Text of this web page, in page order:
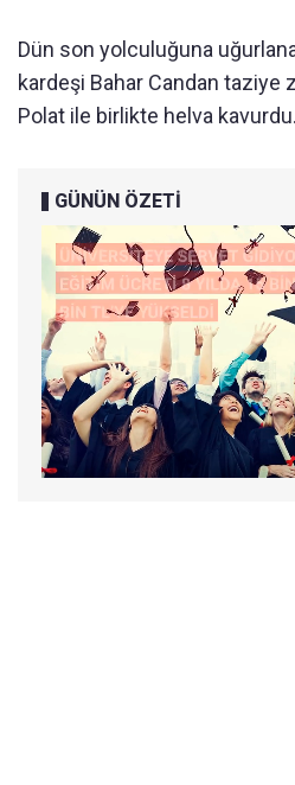
Dün son yolculuğuna
kardeşi Bahar Candan taziye
Polat ile birlikte helva kavurdu.
GÜNÜN ÖZETİ